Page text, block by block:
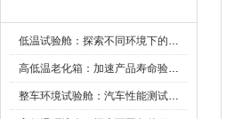
低温试验舱：探索不同环境下的科技边界
高低温老化箱：加速产品寿命验证的可靠伙伴
整车环境试验舱：汽车性能测试的设备